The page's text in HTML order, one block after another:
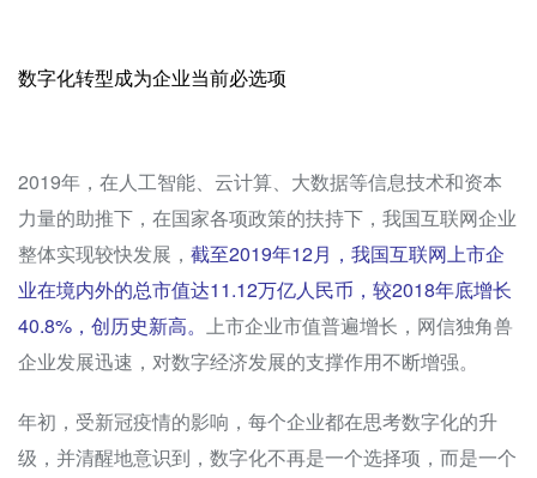
数字化转型成为企业当前必选项
2019年，在人工智能、云计算、大数据等信息技术和资本
力量的助推下，在国家各项政策的扶持下，我国互联网企业
整体实现较快发展， 截至2019年12月，我国互联网上市企
业在境内外的总市值达11.12万亿人民币，较2018年底增长
40.8%，创历史新高。 上市企业市值普遍增长，网信独角兽
企业发展迅速，对数字经济发展的支撑作用不断增强。
年初，受新冠疫情的影响，每个企业都在思考数字化的升
级，并清醒地意识到，数字化不再是一个选择项，而是一个